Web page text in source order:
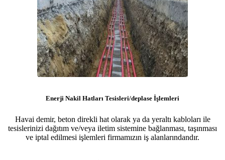
Enerji Nakil Hatları Tesisleri/deplase İşlemleri
Havai demir, beton direkli hat olarak ya da yeraltı kabloları ile
tesislerinizi dağıtım ve/veya iletim sistemine bağlanması, taşınması
ve iptal edilmesi işlemleri firmamızın iş alanlarındandır.